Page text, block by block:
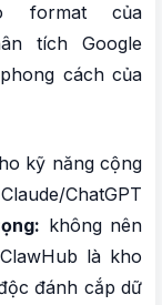
format của
tích Google
cách của
kỹ năng cộng
ChatGPT
không nên
là kho
đánh cắp dữ